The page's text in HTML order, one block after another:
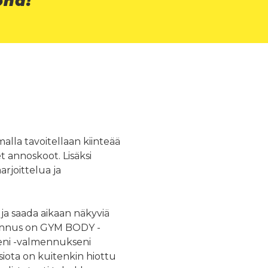
tavoitellaan kiinteää
Lisäksi
ja
saada aikaan näkyviä
on GYM BODY -
-valmennukseni
on kuitenkin hiottu